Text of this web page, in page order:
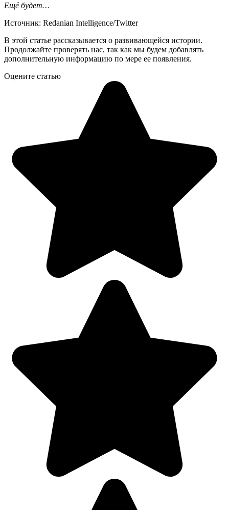
Ещё будет…
Источник: Redanian Intelligence/Twitter
В этой статье рассказывается о развивающейся истории.
Продолжайте проверять нас, так как мы будем добавлять
дополнительную информацию по мере ее появления.
Оцените статью